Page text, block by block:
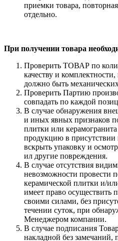
приемки товара,
отдельно.
При получении товара
Проверить ТОВАР по
качеству и
должно быть
Проверить Партию
совпадать по каждой
В случае обнаружения
и иных явных признаков
плитки или
продукцию в присутствии
вскрыть упаковку и
ил другие повреждения.
В случае отсутствия
невозможности провести
керамической плитки и/
имеет право осуществить
своими силами, без
течении суток, при
Менеджером компании.
В случае подписания
накладной без замечаний,